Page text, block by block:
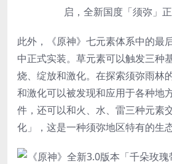
此外，《原神》七元素体系中的最
中正式实装。草元素可以触发三种
烧、绽放和激化。在探索须弥雨林
和激化可以被发现和应用于各种地
件，还可以和火、水、雷三种元素
化」，这是一种须弥地区特有的生态